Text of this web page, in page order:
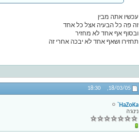
עכשיו אתה מבין
זה פה כל הבעיה אצל כל אחד
ובסוף אף אחד לא מחזיר
תחזירו ושאף אחד לא יבכה אחרי זה
18/03/05,
18:30
HaZoKa`
נינג'ה